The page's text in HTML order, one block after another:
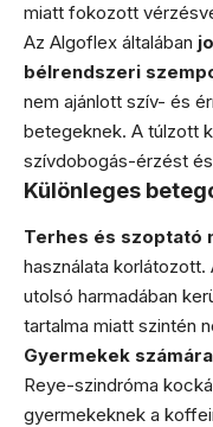
miatt fokozott
Az Algoflex általában
bélrendszeri
nem ajánlott szív- és
betegeknek. A túlzott
szívdobogás-érzést
Különleges
Terhes és szoptató
használata korlátozott.
utolsó harmadában
tartalma miatt szintén
Gyermekek számára
Reye-szindróma
gyermekeknek a